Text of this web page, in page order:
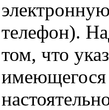
телефон).
том, что
имеющегося